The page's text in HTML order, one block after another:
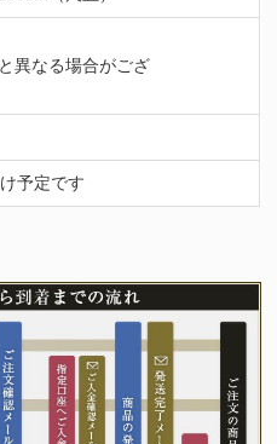
異なる場合がござ
予定です